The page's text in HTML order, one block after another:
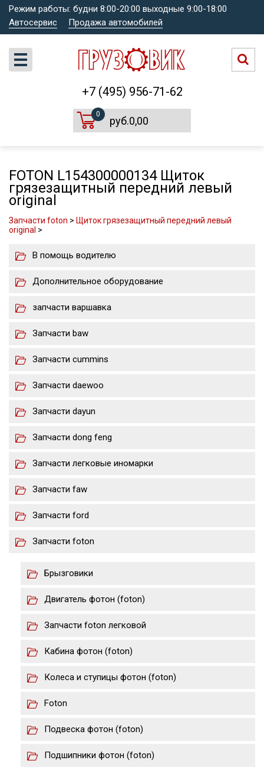
Режим работы: будни 8:00-20:00 выходные 9:00-18:00
Автосервис
Продажа автомобилей
+7 (495) 956-71-62
0
руб.0,00
FOTON L154300000134 Щиток
грязезащитный передний левый
original
Запчасти foton > Щиток грязезащитный передний левый
original >
В помощь водителю
Дополнительное оборудование
запчасти варшавка
Запчасти baw
Запчасти cummins
Запчасти daewoo
Запчасти dayun
Запчасти dong feng
Запчасти легковые иномарки
Запчасти faw
Запчасти ford
Запчасти foton
Брызговики
Двигатель фотон (foton)
Запчасти foton легковой
Кабина фотон (foton)
Колеса и ступицы фотон (foton)
Foton
Подвеска фотон (foton)
Подшипники фотон (foton)